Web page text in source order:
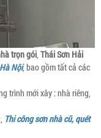
trọn gói, Thái Sơn Hải
Nội, bao gồm tất cả các
trình mới xây : nhà riêng,
Thi công sơn nhà cũ, quét